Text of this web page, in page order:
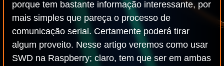
porque tem bastante informação interessante, por
mais simples que pareça o processo de
comunicação serial. Certamente poderá tirar
algum proveito. Nesse artigo veremos como usar
SWD na Raspberry; claro, tem que ser em ambas